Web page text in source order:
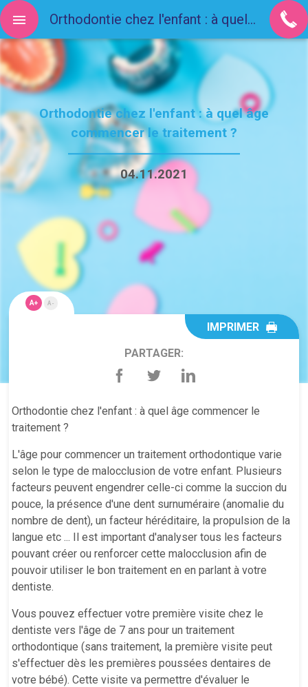
Orthodontie chez l'enfant : à quel âge
commencer le traitement ?
04.11.2021
A+ A-
IMPRIMER
PARTAGER:
Orthodontie chez l'enfant : à quel âge commencer le
traitement ?
L'âge pour commencer un traitement orthodontique varie
selon le type de malocclusion de votre enfant. Plusieurs
facteurs peuvent engendrer celle-ci comme la succion du
pouce, la présence d'une dent surnuméraire (anomalie du
nombre de dent), un facteur héréditaire, la propulsion de la
langue etc ... Il est important d'analyser tous les facteurs
pouvant créer ou renforcer cette malocclusion afin de
pouvoir utiliser le bon traitement en en parlant à votre
dentiste.
Vous pouvez effectuer votre première visite chez le
dentiste vers l'âge de 7 ans pour un traitement
orthodontique (sans traitement, la première visite peut
s'effectuer dès les premières poussées dentaires de
votre bébé). Cette visite va permettre d'évaluer le
Orthodontie chez l'enfant : à quel âge commencer le traitement ?